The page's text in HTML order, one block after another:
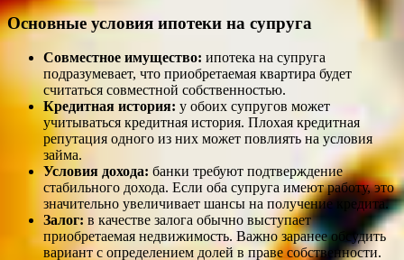
Основные условия ипотеки на супруга
Совместное имущество: ипотека на супруга
подразумевает, что приобретаемая квартира будет
считаться совместной собственностью.
Кредитная история: у обоих супругов может
учитываться кредитная история. Плохая кредитная
репутация одного из них может повлиять на условия
займа.
Условия дохода: банки требуют подтверждение
стабильного дохода. Если оба супруга имеют работу, это
значительно увеличивает шансы на получение кредита.
Залог: в качестве залога обычно выступает
приобретаемая недвижимость. Важно заранее обсудить
вариант с определением долей в праве собственности.